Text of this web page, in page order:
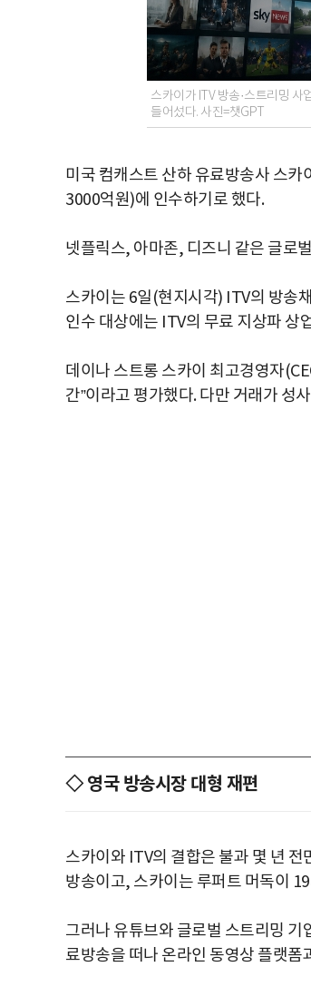
스카이가 ITV 방송·스트리밍 사
들어섰다. 사진=챗GPT
미국 컴캐스트 산하 유료방송사 스
3000억원)에 인수하기로 했다.
넷플릭스, 아마존, 디즈니 같은 글로
스카이는 6일(현지시각) ITV의 방송
인수 대상에는 ITV의 무료 지상파 상
데이나 스트롱 스카이 최고경영자
간”이라고 평가했다. 다만 거래가 성
◇ 영국 방송시장 대형 재편
스카이와 ITV의 결합은 불과 몇 년
방송이고, 스카이는 루퍼트 머독이
그러나 유튜브와 글로벌 스트리밍
료방송을 떠나 온라인 동영상 플랫